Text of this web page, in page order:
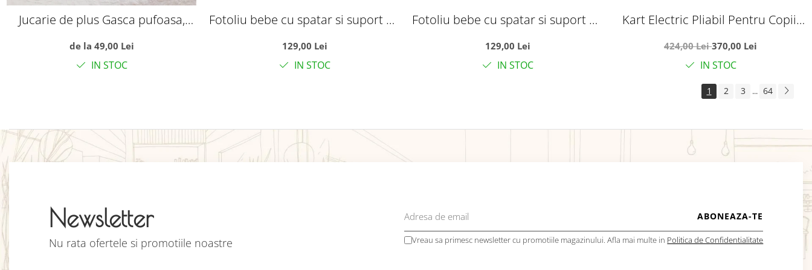
Jucarie de plus Gasca pufoasa,
de la 49,00 Lei
IN STOC
Fotoliu bebe cu spatar si suport de
129,00 Lei
IN STOC
Fotoliu bebe cu spatar si suport de
Day
129,00 Lei
IN STOC
Kart Electric Pliabil Pentru Copii,
424,00 Lei370,00 Lei
IN STOC
1 2 3 ... 64
Newsletter
Nu rata ofertele si promotiile noastre Vreau sa primesc newsletter cu promotiile magazinului. Afla mai multe in Politica de Confidentialitate